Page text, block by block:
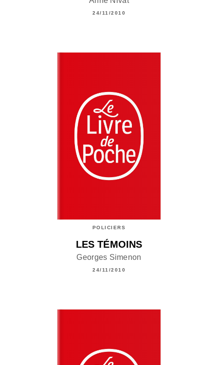
24/11/2010
POLICIERS
LES TÉMOINS
Georges Simenon
24/11/2010